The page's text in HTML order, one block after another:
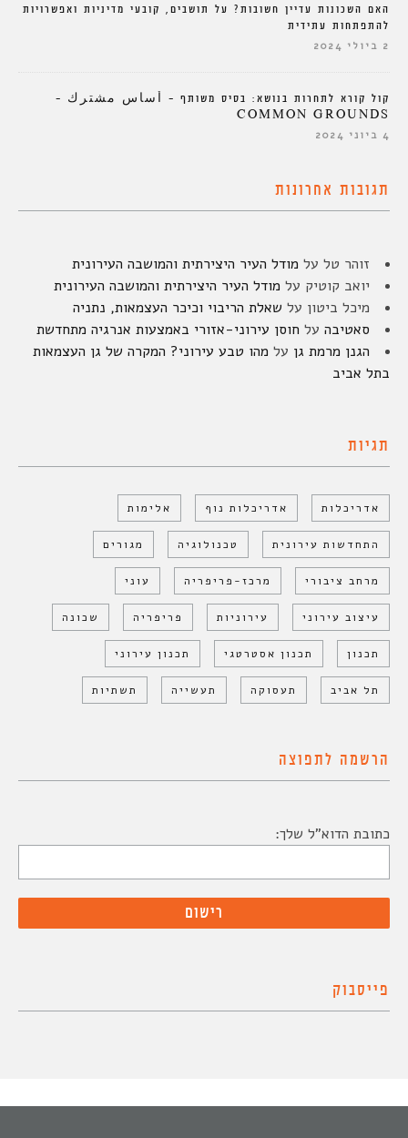
האם השכונות עדיין חשובות? על תושבים, קובעי מדיניות ואפשרויות
להתפתחות עתידית
2 ביולי 2024
קול קורא לתחרות בנושא: בסיס משותף – أساس مشترك –
COMMON GROUNDS
4 ביוני 2024
תגובות אחרונות
זוהר טל על מודל העיר היצירתית והמושבה העירונית
יואב קוטיק על מודל העיר היצירתית והמושבה העירונית
מיכל ביטון על שאלת הריבוי וכיכר העצמאות, נתניה
סאטיבה על חוסן עירוני-אזורי באמצעות אנרגיה מתחדשת
הגנן מרמת גן על מהו טבע עירוני? המקרה של גן העצמאות
בתל אביב
תגיות
אדריכלות אדריכלות נוף אלימות
התחדשות עירונית טכנולוגיה מגורים
מרחב ציבורי מרכז-פריפריה עוני
עיצוב עירוני עירוניות פריפריה שכונה
תכנון תכנון אסטרטגי תכנון עירוני
תל אביב תעסוקה תעשייה תשתיות
הרשמה לתפוצה
כתובת הדוא"ל שלך:
פייסבוק